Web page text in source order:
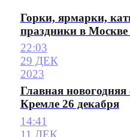
Горки, ярмарки,
праздники в
22:03
29 ДЕК
2023
Главная новогодняя
Кремле 26 декабря
14:41
11 ДЕК